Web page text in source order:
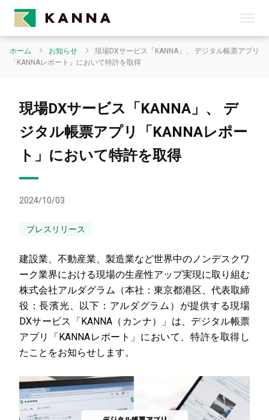
ホーム お知らせ
現場DXサービス「KANNA」、 デジタル帳票アプリ
「KANNAレポート」において特許を取得
現場DXサービス「KANNA」、 デ
ジタル帳票アプリ「KANNAレポー
ト」において特許を取得
2024/10/03
プレスリリース
建設業、不動産業、製造業など世界中のノンデスクワ
ーク業界における現場の生産性アップ実現に取り組む
株式会社アルダグラム（本社：東京都港区、代表取締
役：長濱光、以下：アルダグラム）が提供する現場
DXサービス「KANNA（カンナ）」は、デジタル帳票
アプリ「KANNAレポート」において、特許を取得し
たことをお知らせします。